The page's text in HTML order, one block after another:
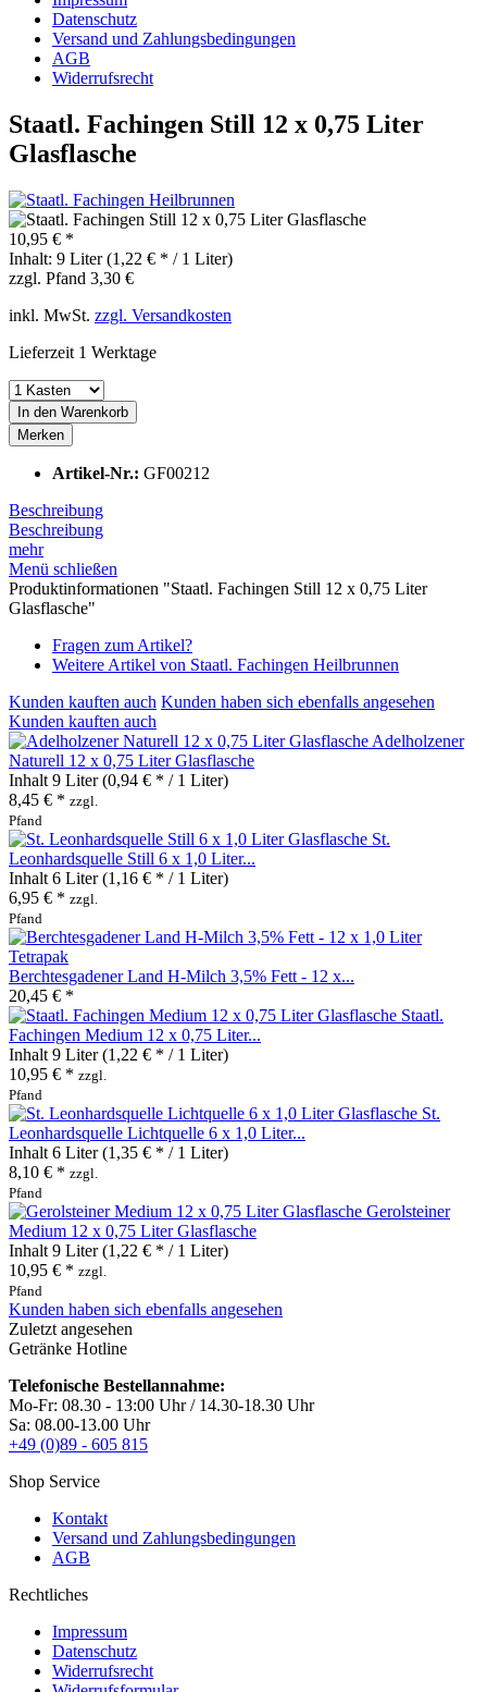
Datenschutz
Versand und Zahlungsbedingungen
AGB
Widerrufsrecht
Staatl. Fachingen Still 12 x 0,75 Liter
Glasflasche
10,95 € *
Inhalt: 9 Liter (1,22 € * / 1 Liter)
zzgl. Pfand 3,30 €
inkl. MwSt. zzgl. Versandkosten
Lieferzeit 1 Werktage
In den Warenkorb
Merken
Artikel-Nr.: GF00212
Beschreibung
Beschreibung
mehr
Menü schließen
Produktinformationen "Staatl. Fachingen Still 12 x 0,75 Liter
Glasflasche"
Fragen zum Artikel?
Weitere Artikel von Staatl. Fachingen Heilbrunnen
Kunden kauften auch Kunden haben sich ebenfalls angesehen
Kunden kauften auch
Adelholzener
Naturell 12 x 0,75 Liter Glasflasche
Inhalt 9 Liter(0,94 € * / 1 Liter)
8,45 € * zzgl.
Pfand
St.
Leonhardsquelle Still 6 x 1,0 Liter...
Inhalt 6 Liter(1,16 € * / 1 Liter)
6,95 € * zzgl.
Pfand
Berchtesgadener Land H-Milch 3,5% Fett - 12 x...
20,45 € *
Staatl.
Fachingen Medium 12 x 0,75 Liter...
Inhalt 9 Liter(1,22 € * / 1 Liter)
10,95 € * zzgl.
Pfand
St.
Leonhardsquelle Lichtquelle 6 x 1,0 Liter...
Inhalt 6 Liter(1,35 € * / 1 Liter)
8,10 € * zzgl.
Pfand
Gerolsteiner
Medium 12 x 0,75 Liter Glasflasche
Inhalt 9 Liter(1,22 € * / 1 Liter)
10,95 € * zzgl.
Pfand
Kunden haben sich ebenfalls angesehen
Zuletzt angesehen
Getränke Hotline
Telefonische Bestellannahme:
Mo-Fr: 08.30 - 13:00 Uhr / 14.30-18.30 Uhr
Sa: 08.00-13.00 Uhr
+49 (0)89 - 605 815
Shop Service
Kontakt
Versand und Zahlungsbedingungen
AGB
Rechtliches
Impressum
Datenschutz
Widerrufsrecht